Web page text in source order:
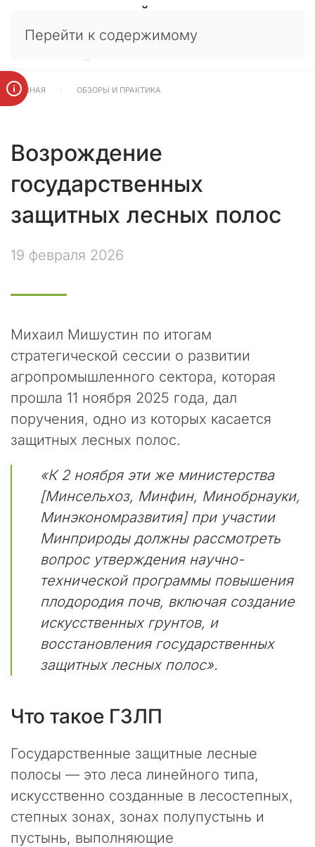
Перейти к содержимому
ГЛАВНАЯ ОБЗОРЫ И ПРАКТИКА
Возрождение
государственных
защитных лесных полос
19 февраля 2026
Михаил Мишустин по итогам
стратегической сессии о развитии
агропромышленного сектора, которая
прошла 11 ноября 2025 года, дал
поручения, одно из которых касается
защитных лесных полос.
«К 2 ноября эти же министерства
[Минсельхоз, Минфин, Минобрнауки,
Минэкономразвития] при участии
Минприроды должны рассмотреть
вопрос утверждения научно-
технической программы повышения
плодородия почв, включая создание
искусственных грунтов, и
восстановления государственных
защитных лесных полос».
Что такое ГЗЛП
Государственные защитные лесные
полосы — это леса линейного типа,
искусственно созданные в лесостепных,
степных зонах, зонах полупустынь и
пустынь, выполняющие
×
в
к
л
и
е
н
ы
а
т
е
р
ы
к
о
В
н
н
к
о
л
ь
к
о